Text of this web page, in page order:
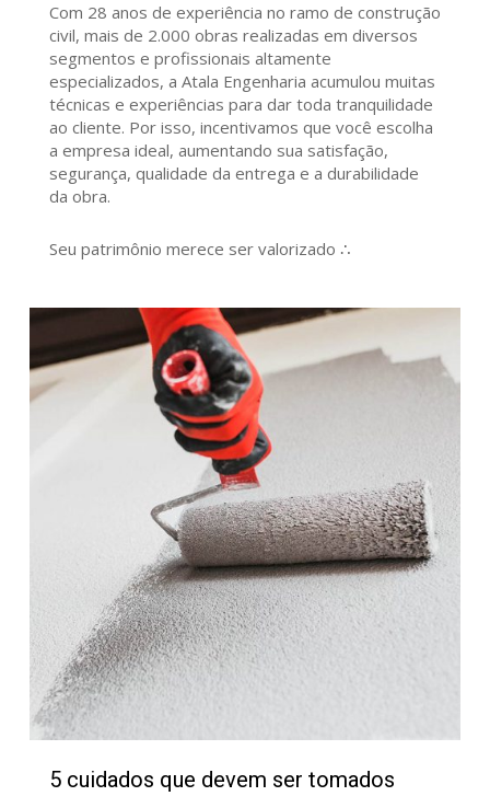
Com 28 anos de experiência no ramo de construção
civil, mais de 2.000 obras realizadas em diversos
segmentos e profissionais altamente
especializados, a Atala Engenharia acumulou muitas
técnicas e experiências para dar toda tranquilidade
ao cliente. Por isso, incentivamos que você escolha
a empresa ideal, aumentando sua satisfação,
segurança, qualidade da entrega e a durabilidade
da obra.
Seu patrimônio merece ser valorizado ∴
5 cuidados que devem ser tomados
117